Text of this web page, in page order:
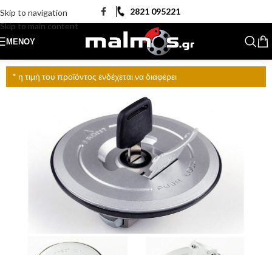
Skip to navigation
Skip to main content
2821 095221
ΜΕΝΟΎ
* η τιμή του προϊόντος ενδέχεται να διαφέρει